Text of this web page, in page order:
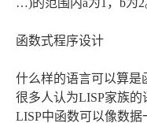
…)的范围内a为1，b为2
函数式程序设计
什么样的语言可以算是
很多人认为LISP家族
LISP中函数可以像数